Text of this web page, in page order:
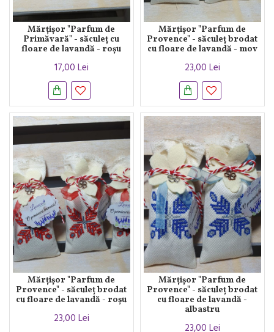
Mărțișor "Parfum de
Primăvară" - săculeț cu
floare de lavandă - roșu
17,00 Lei
Mărțișor "Parfum de
Provence" - săculeț brodat
cu floare de lavandă - mov
23,00 Lei
Mărțișor "Parfum de
Provence" - săculeț brodat
cu floare de lavandă - roșu
23,00 Lei
Mărțișor "Parfum de
Provence" - săculeț brodat
cu floare de lavandă -
albastru
23,00 Lei